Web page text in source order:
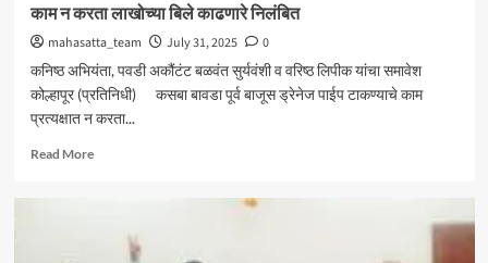
काम न करता लाखोच्या बिले काढणारे निलंबित
mahasatta_team July 31, 2025
0
कनिष्ठ अभियंता, पवडी अकौंटंट बळवंत सुर्यवंशी व वरिष्ठ लिपीक यांचा समावेश
कोल्हापूर (प्रतिनिधी) कसबा बावडा पूर्व बाजूस ड्रेनेज पाईप टाकण्याचे काम
प्रत्यक्षात न करता...
Read MoreRead